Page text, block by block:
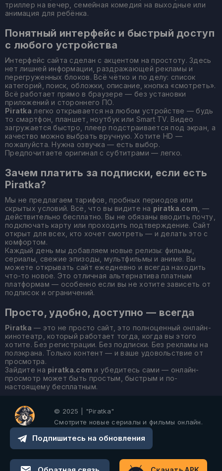
триллер на вечер, семейная комедия на выходные или
анимация для ребёнка.
Понятный интерфейс и быстрый доступ
с любого устройства
Интерфейс сайта сделан с акцентом на простоту. Здесь
нет лишней информации, раздражающей рекламы и
перегруженных блоков. Всё чётко и по делу: список
категорий, поиск, обложки, описание, кнопка «смотреть».
Всё работает прямо в браузере — без установки
приложений и стороннего ПО.
Piratka легко открывается на любом устройстве — будь
то смартфон, планшет, ноутбук или Smart TV. Видео
загружается быстро, плеер подстраивается под экран, а
качество можно выбрать вручную. Хотите HD —
пожалуйста. Нужна озвучка — есть выбор.
Предпочитаете оригинал с субтитрами — легко.
Зачем платить за подписки, если есть
Piratka?
Мы не предлагаем тарифов, пробных периодов или
скрытых условий. Всё, что вы видите на piratka.com , —
действительно бесплатно. Вы не обязаны вводить почту,
подключать карту или проходить подтверждение. Сайт
открыт для всех, кто хочет смотреть — и делать это с
комфортом.
Каждый день мы добавляем новые релизы: фильмы,
сериалы, свежие эпизоды, мультфильмы и аниме. Вы
можете открывать сайт ежедневно и всегда находить
что-то новое. Это отличная альтернатива платным
платформам — особенно если вы не хотите зависеть от
подписок и ограничений.
Просто, удобно, доступно — всегда
Piratka — это не просто сайт, это полноценный онлайн-
кинотеатр, который работает тогда, когда вы этого
хотите. Без регистрации. Без подписки. Без рекламы на
полэкрана. Только контент — и ваше удовольствие от
просмотра.
Зайдите на piratka.com и убедитесь сами — онлайн-
просмотр может быть простым, быстрым и по-
настоящему бесплатным.
© 2025 | "Piratka"
Смотрите новые сериалы и фильмы онлайн.
Подпишитесь на обновления